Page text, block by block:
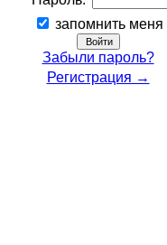
запомнить меня
Забыли пароль?
Регистрация →